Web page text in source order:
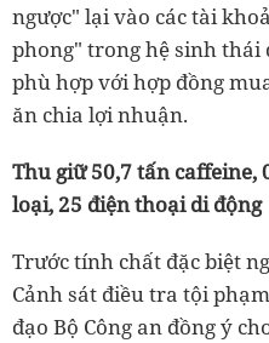
ngược" lại vào các tài
phong" trong hệ sinh thái
phù hợp với hợp đồng
ăn chia lợi nhuận.
Thu giữ 50,7 tấn caffeine,
loại, 25 điện thoại di động
Trước tính chất đặc biệt
Cảnh sát điều tra tội
đạo Bộ Công an đồng ý